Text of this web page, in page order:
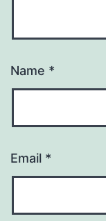
Name *
Email *